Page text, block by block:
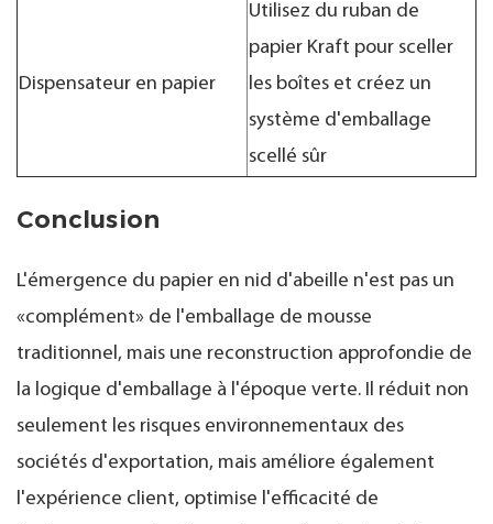
Dispensateur en papier
Utilisez du ruban de
papier Kraft pour sceller
les boîtes et créez un
système d'emballage
scellé sûr
Conclusion
L'émergence du papier en nid d'abeille n'est pas un
«complément» de l'emballage de mousse
traditionnel, mais une reconstruction approfondie de
la logique d'emballage à l'époque verte. Il réduit non
seulement les risques environnementaux des
sociétés d'exportation, mais améliore également
l'expérience client, optimise l'efficacité de